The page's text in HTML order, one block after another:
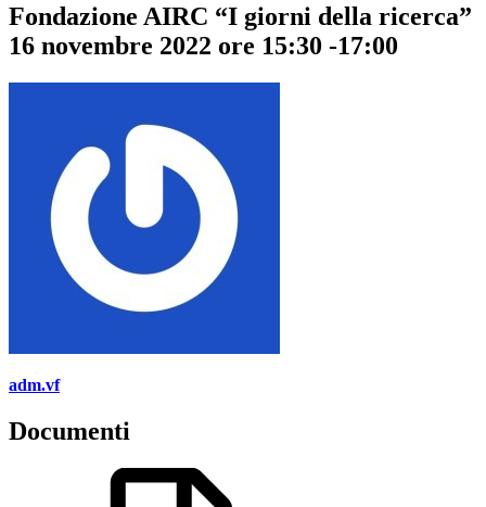
Fondazione AIRC “I giorni della ricerca”
16 novembre 2022 ore 15:30 -17:00
adm.vf
Documenti